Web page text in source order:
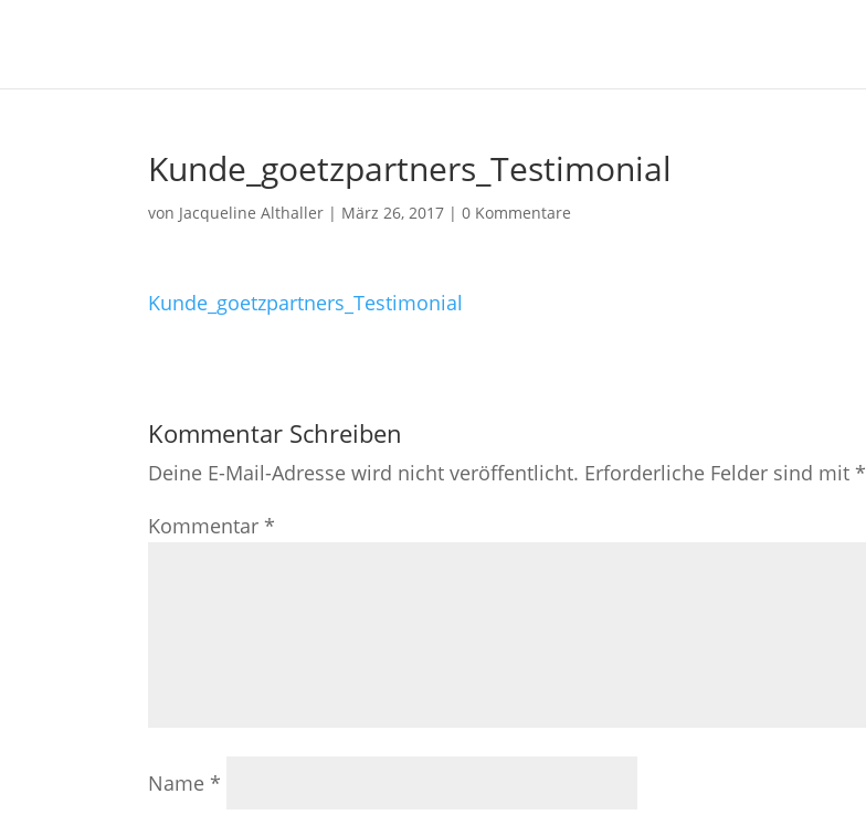
Kunde_goetzpartners_Testimonial
von Jacqueline Althaller | März 26, 2017 |0 Kommentare
Kunde_goetzpartners_Testimonial
Kommentar Schreiben
Deine E-Mail-Adresse wird nicht veröffentlicht. Erforderliche Felder sind mit*
Kommentar*
Name*